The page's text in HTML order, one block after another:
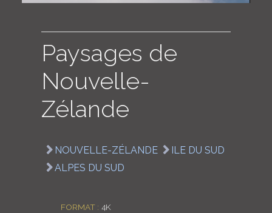
Paysages de
Nouvelle-
Zélande
NOUVELLE-ZÉLANDE
ILE DU SUD
ALPES DU SUD
FORMAT : 4K